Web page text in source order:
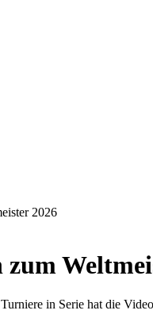
2026
in Serie hat die